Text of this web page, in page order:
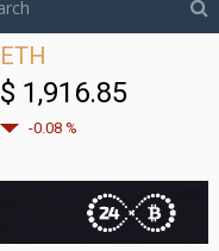
ETH
$ 1,916.85
-0.08 %